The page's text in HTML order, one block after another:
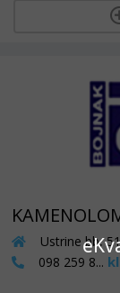
Ustrine bb,
098 259 8...